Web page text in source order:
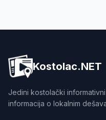
Kostolac.NET
Jedini kostolački
informacija o lokalnim